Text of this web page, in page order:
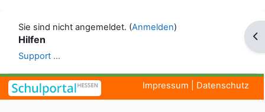
Sie sind nicht angemeldet. (Anmelden)
Hilfen
Support ...
Impressum Datenschutz